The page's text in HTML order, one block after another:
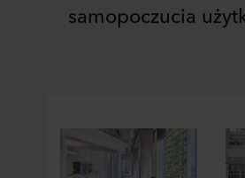
samopoczucia